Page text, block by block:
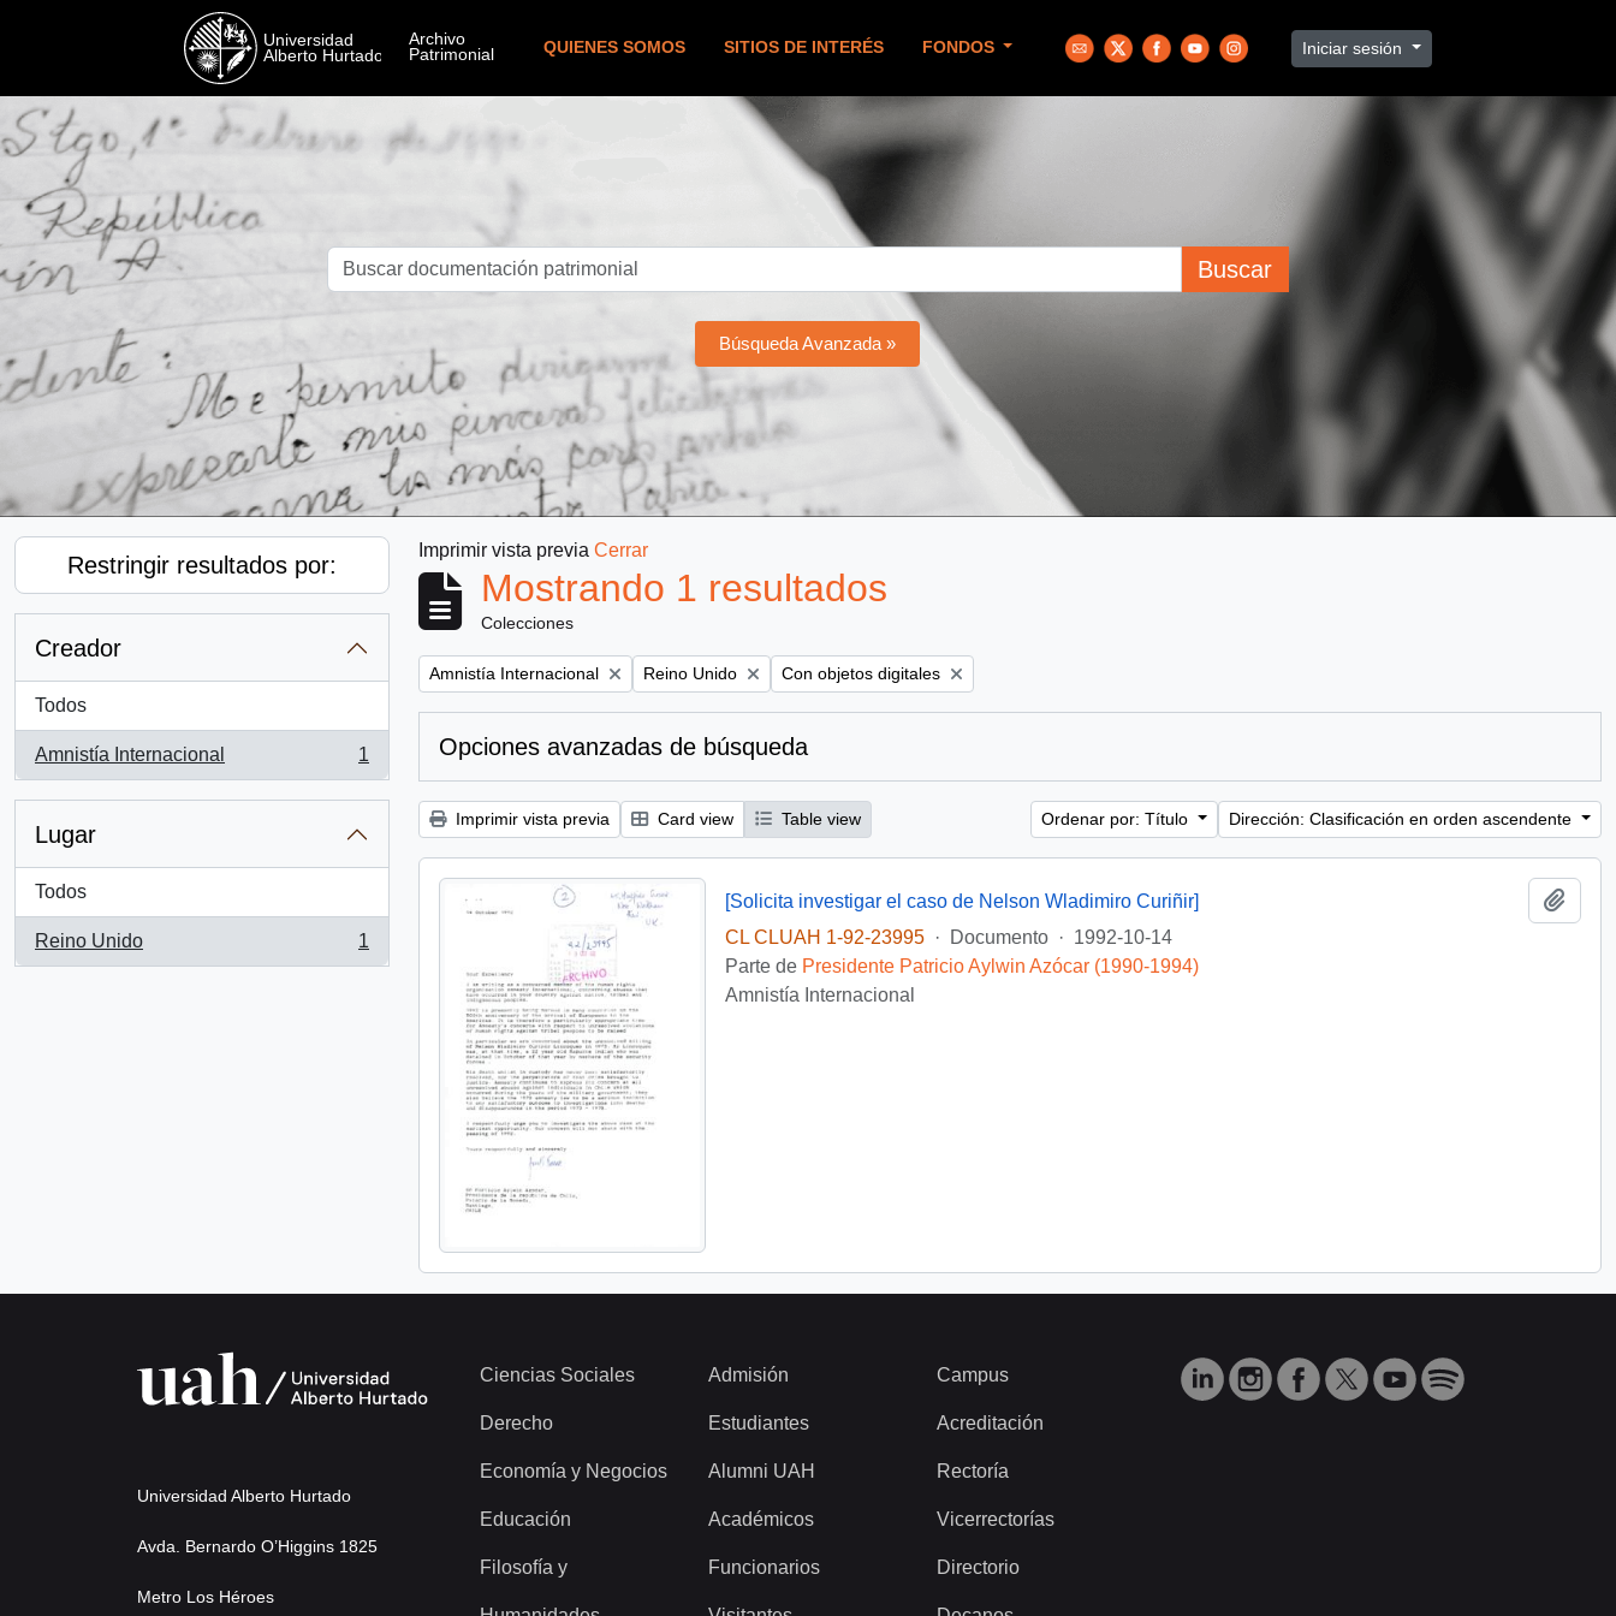
QUIENES SOMOS SITIOS DE INTERÉS FONDOS Iniciar sesión
Buscar
Búsqueda Avanzada »
Restringir resultados por:
Creador
Todos
Amnistía Internacional
, 1 resultados
1
Lugar
Todos
Reino Unido
, 1 resultados
1
Imprimir vista previa Cerrar
Mostrando 1 resultados
Colecciones
Remove filter:
Amnistía Internacional Remove filter:
Reino Unido Remove filter:
Con objetos digitales
Opciones avanzadas de búsqueda
Imprimir vista previa Card view Table view Ordenar por: Título Dirección: Clasificación en orden ascendente
[Solicita investigar el caso de Nelson Wladimiro Curiñir]
CL CLUAH 1-92-23995
· Documento · 1992-10-14
Parte de Presidente Patricio Aylwin Azócar (1990-1994)
Amnistía Internacional
Universidad Alberto Hurtado
Avda. Bernardo O’Higgins 1825
Metro Los Héroes
Ciencias Sociales
Derecho
Economía y Negocios
Educación
Filosofía y
Admisión
Estudiantes
Alumni UAH
Académicos
Funcionarios
Campus
Acreditación
Rectoría
Vicerrectorías
Directorio